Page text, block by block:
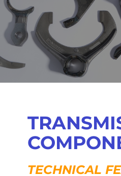
TECHNICAL